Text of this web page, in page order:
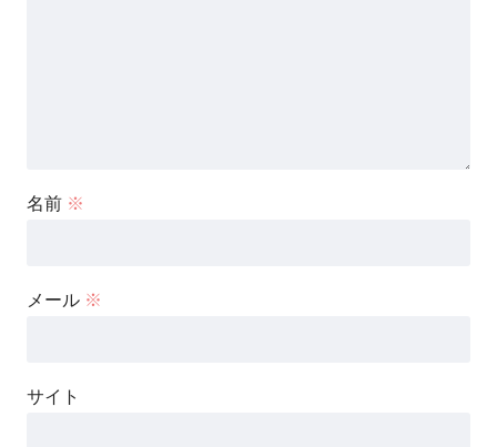
名前 ※
メール ※
サイト